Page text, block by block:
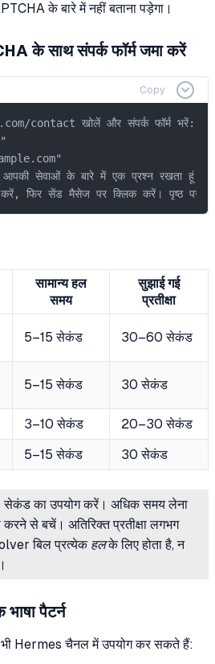
के बारे में नहीं बताना पड़ेगा।
के साथ संपर्क फॉर्म जमा करें
Copy
contact खोलें और संपर्क फॉर्म भरें:
सेवाओं के बारे में एक प्रश्न रखता हूं।"
फिर सेंड मैसेज पर क्लिक करें। पृष्ठ पर कौन
सामान्य हल
समय
सुझाई गई
प्रतीक्षा
5–15 सेकंड 30–60 सेकंड
5–15 सेकंड 30 सेकंड
3–10 सेकंड
20–30 सेकंड
5–15 सेकंड 30 सेकंड
सेकंड का उपयोग करें। अधिक समय लेना
से बचें। अतिरिक्त प्रतीक्षा लगभग
बिल प्रत्येक हलके लिए होता है, न
पैटर्न
भी Hermes चैनल में उपयोग कर सकते हैं: